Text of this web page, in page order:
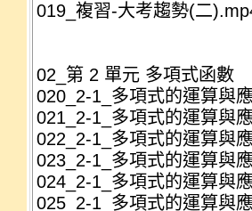
019_複習-大考趨勢(二
02_第 2 單元 多項式函數
020_2-1_多項式的運算與
021_2-1_多項式的運算與
022_2-1_多項式的運算與
023_2-1_多項式的運算與
024_2-1_多項式的運算與
025_2-1_多項式的運算與